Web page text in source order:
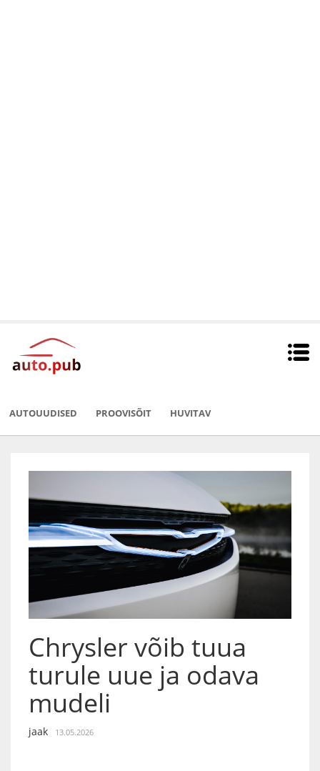
AUTOUUDISED PROOVISÕIT HUVITAV
Chrysler võib tuua
turule uue ja odava
mudeli
jaak 13.05.2026